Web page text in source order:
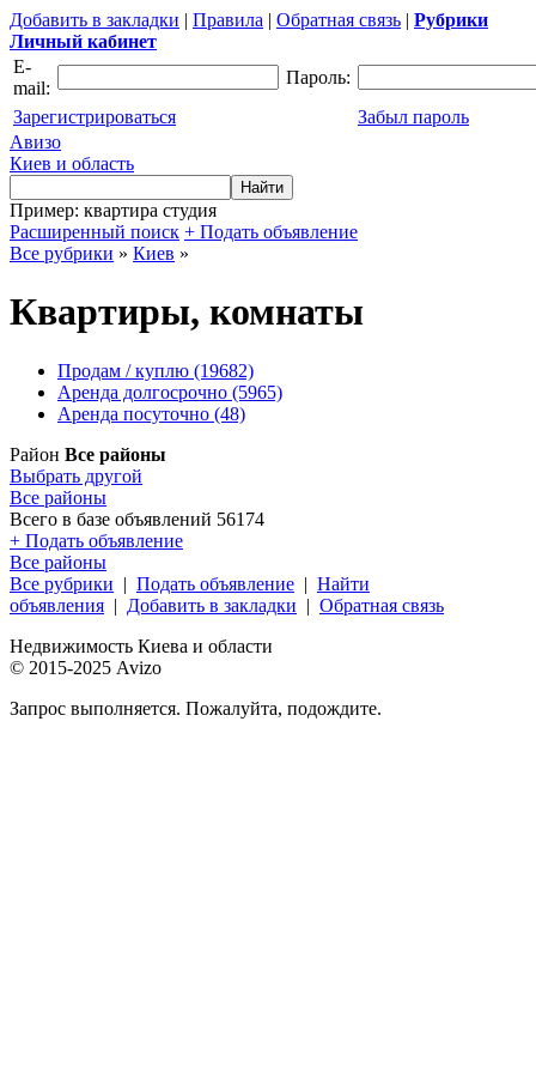
Добавить в закладки | Правила | Обратная связь | Рубрики
Личный кабинет
E-
mail:
Пароль:
Зарегистрироваться
Забыл пароль
Авизо
Киев и область
Пример: квартира студия
Расширенный поиск + Подать объявление
Все рубрики » Киев »
Квартиры, комнаты
Продам / куплю (19682)
Аренда долгосрочно (5965)
Аренда посуточно (48)
Район Все районы
Выбрать другой
Все районы
Всего в базе объявлений 56174
+ Подать объявление
Все районы
Все рубрики | Подать объявление | Найти
объявления | Добавить в закладки | Обратная связь
Недвижимость Киева и области
© 2015-2025 Avizo
Запрос выполняется. Пожалуйта, подождите.